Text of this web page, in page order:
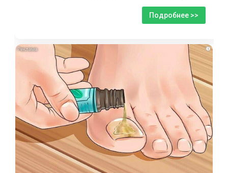
Подробнее >>
i